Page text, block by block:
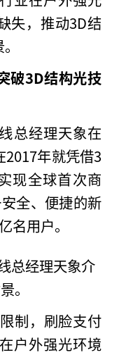
失，推动3D结
破3D结构光技
总经理天象在
年就凭借3
现全球首次商
全、便捷的新
名用户。
总经理天象介
。
制，刷脸支付
户外强光环境